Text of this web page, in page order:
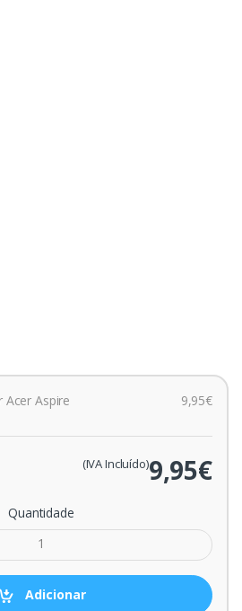
Aspire
9,95€
9,95€
(IVA Incluído)
Quantidade
Adicionar